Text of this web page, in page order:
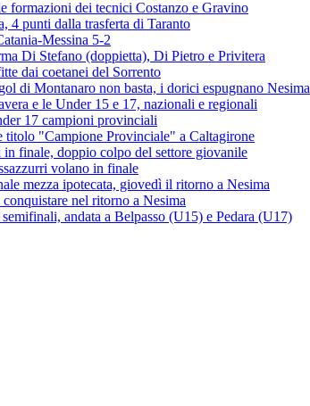
formazioni dei tecnici Costanzo e Gravino
4 punti dalla trasferta di Taranto
Messina 5-2
Di Stefano (doppietta), Di Pietro e Privitera
dai coetanei del Sorrento
di Montanaro non basta, i dorici espugnano Nesima
e le Under 15 e 17, nazionali e regionali
17 campioni provinciali
"Campione Provinciale" a Caltagirone
finale, doppio colpo del settore giovanile
volano in finale
mezza ipotecata, giovedì il ritorno a Nesima
nel ritorno a Nesima
andata a Belpasso (U15) e Pedara (U17)